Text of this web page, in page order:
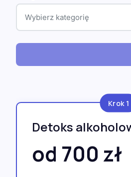
Wybierz kategorię
Krok 1
Detoks
od 700 zł